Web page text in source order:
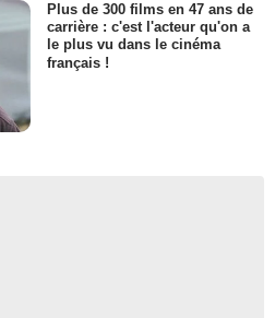
Plus de 300 films en 47 ans de
carrière : c'est l'acteur qu'on a
le plus vu dans le cinéma
français !